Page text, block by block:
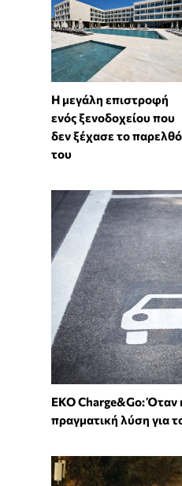
Η μεγάλη επιστροφή
ενός ξενοδοχείου που
δεν ξέχασε το
του
EKO Charge&Go: Όταν
πραγματική λύση για